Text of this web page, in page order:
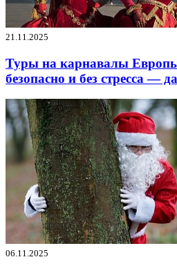
21.11.2025
Туры на карнавалы
безопасно и без стресса —
06.11.2025